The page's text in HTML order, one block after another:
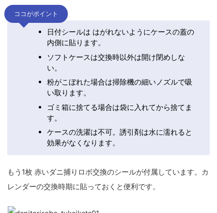
ココがポイント
日付シールは はがれないようにケースの蓋の
内側に貼ります。
ソフトケースは交換時以外は開け閉めしな
い。
粉がこぼれた場合は掃除機の細いノズルで吸
い取ります。
ゴミ箱に捨てる場合は袋に入れてから捨てま
す。
ケースの洗濯は不可。誘引剤は水に濡れると
効果がなくなります。
もう1枚 赤いダニ捕りロボ交換のシールが付属しています。カ
レンダーの交換時期に貼っておくと便利です。